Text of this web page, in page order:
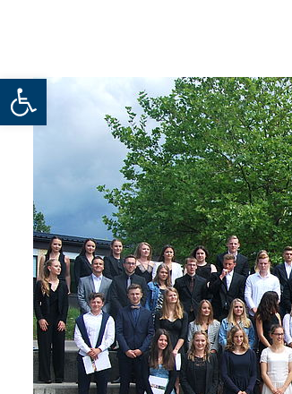
Werkzeugleiste öffnen